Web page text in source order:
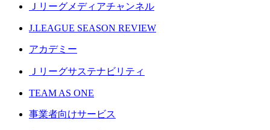
Ｊリーグメディアチャンネル
J.LEAGUE SEASON REVIEW
アカデミー
Ｊリーグサステナビリティ
TEAM AS ONE
事業者向けサービス